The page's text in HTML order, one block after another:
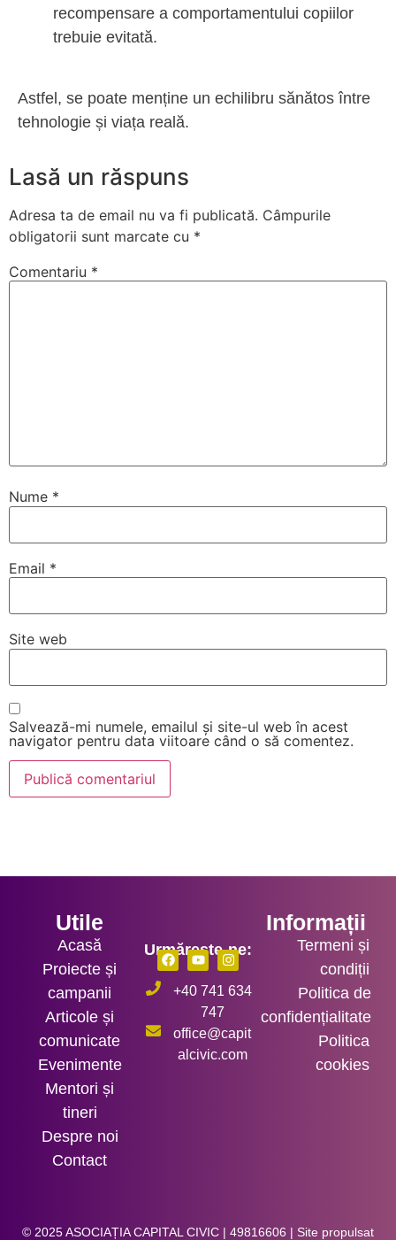
recompensare a comportamentului copiilor
trebuie evitată.
Astfel, se poate menține un echilibru sănătos între
tehnologie și viața reală.
Lasă un răspuns
Adresa ta de email nu va fi publicată. Câmpurile
obligatorii sunt marcate cu *
Comentariu *
Nume *
Email *
Site web
Salvează-mi numele, emailul și site-ul web în acest
navigator pentru data viitoare când o să comentez.
Utile
Acasă
Proiecte și
campanii
Articole și
comunicate
Evenimente
Mentori și
tineri
Despre noi
Contact
Urmărește-ne:
+40 741 634
747
office@capit
alcivic.com
Informații
Termeni și
condiții
Politica de
confidențialitate
Politica
cookies
© 2025 ASOCIAȚIA CAPITAL CIVIC | 49816606 | Site propulsat